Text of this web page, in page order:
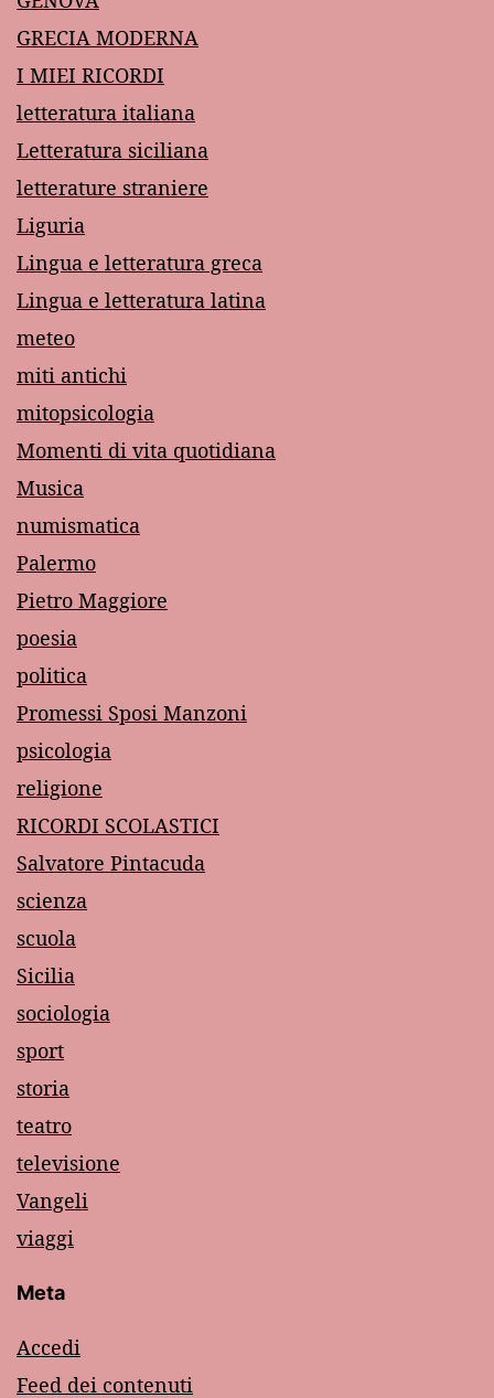
GRECIA MODERNA
I MIEI RICORDI
letteratura italiana
Letteratura siciliana
letterature straniere
Liguria
Lingua e letteratura greca
Lingua e letteratura latina
meteo
miti antichi
mitopsicologia
Momenti di vita quotidiana
Musica
numismatica
Palermo
Pietro Maggiore
poesia
politica
Promessi Sposi Manzoni
psicologia
religione
RICORDI SCOLASTICI
Salvatore Pintacuda
scienza
scuola
Sicilia
sociologia
sport
storia
teatro
televisione
Vangeli
viaggi
Meta
Accedi
Feed dei contenuti